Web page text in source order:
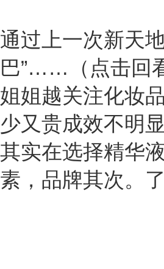
通过上一次新天
巴”……（点击回
姐姐越关注化妆
少又贵成效不明
其实在选择精华
素，品牌其次。